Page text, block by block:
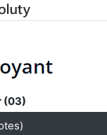
(03)